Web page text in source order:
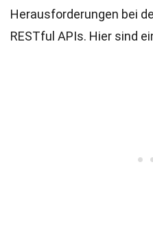
Herausforderungen bei
RESTful APIs. Hier sind